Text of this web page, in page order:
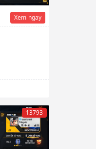
Xem ngay
13793